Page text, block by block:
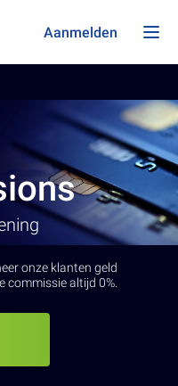
Aanmelden
onze klanten geld
commissie altijd 0%.